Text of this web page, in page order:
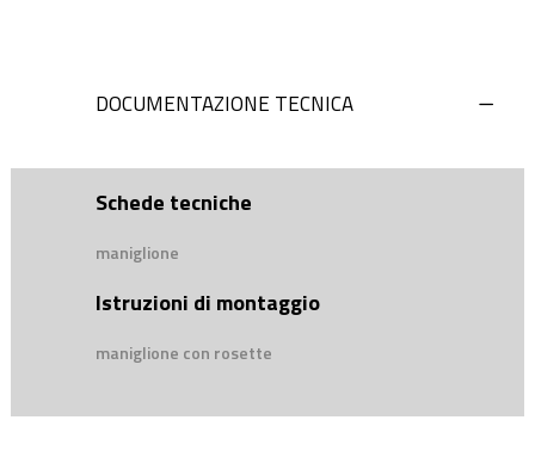
DOCUMENTAZIONE TECNICA
Schede tecniche
maniglione
Istruzioni di montaggio
maniglione con rosette